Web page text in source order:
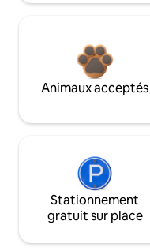
Animaux acceptés
Stationnement
gratuit sur place